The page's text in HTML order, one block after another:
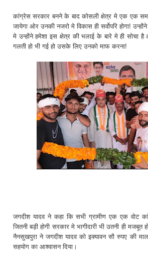
कांग्रेस सरकार बनने के बाद कोसली क्षेत्र मे एक एक
जायेगा ओर उनकी नजरो मे विकास ही सर्वोपरि होगा!
मे उन्होंने हमेशा इस क्षेत्र की भलाई के बारे मे ही
गलती हो भी गई हो उसके लिए उनको माफ करना!
जगदीश यादव ने कहा कि सभी ग्रामीण एक एक वोट
जितनी बड़ी होगी सरकार मे भागीदारी भी उतनी ही
नैनसुखपुरा ने जगदीश यादव को इक्यावन सौ रुपए की
सहयोग का आश्वासन दिया।